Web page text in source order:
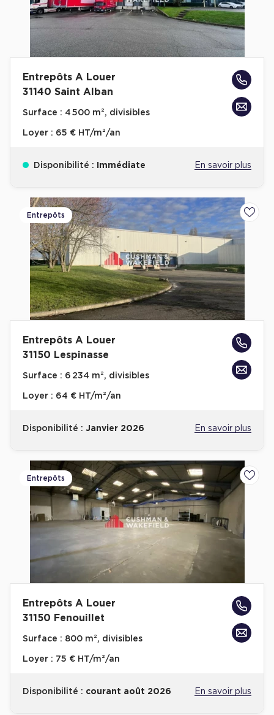
Entrepôts A Louer
31140 Saint Alban
Surface : 4 500 m², divisibles
Loyer : 65 € HT/m²/an
Disponibilité : Immédiate En savoir plus
Entrepôts
Entrepôts A Louer
31150 Lespinasse
Surface : 6 234 m², divisibles
Loyer : 64 € HT/m²/an
Disponibilité : Janvier 2026 En savoir plus
Entrepôts
Entrepôts A Louer
31150 Fenouillet
Surface : 800 m², divisibles
Loyer : 75 € HT/m²/an
Disponibilité : courant août 2026 En savoir plus